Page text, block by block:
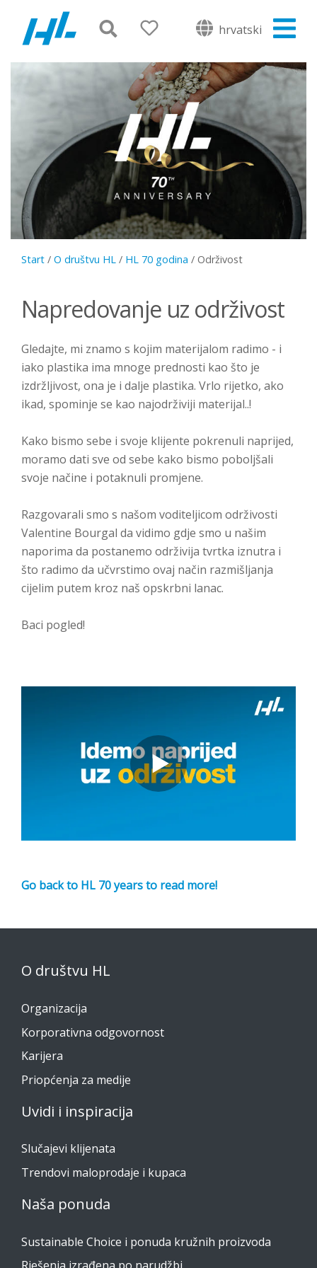
hrvatski
Start / O društvu HL / HL 70 godina / Održivost
Napredovanje uz održivost
Gledajte, mi znamo s kojim materijalom radimo - i
iako plastika ima mnoge prednosti kao što je
izdržljivost, ona je i dalje plastika. Vrlo rijetko, ako
ikad, spominje se kao najodrživiji materijal..!
Kako bismo sebe i svoje klijente pokrenuli naprijed,
moramo dati sve od sebe kako bismo poboljšali
svoje načine i potaknuli promjene.
Razgovarali smo s našom voditeljicom održivosti
Valentine Bourgal da vidimo gdje smo u našim
naporima da postanemo održivija tvrtka iznutra i
što radimo da učvrstimo ovaj način razmišljanja
cijelim putem kroz naš opskrbni lanac.
Baci pogled!
Go back to HL 70 years to read more!
O društvu HL
Organizacija
Korporativna odgovornost
Karijera
Priopćenja za medije
Uvidi i inspiracija
Slučajevi klijenata
Trendovi maloprodaje i kupaca
Naša ponuda
Sustainable Choice i ponuda kružnih proizvoda